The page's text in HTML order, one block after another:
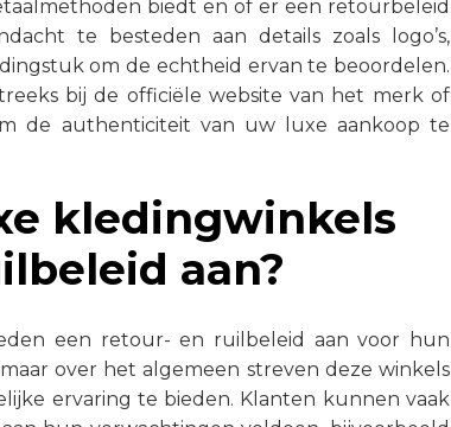
biedt en of er een retourbeleid
te besteden aan details zoals logo’s,
om de echtheid ervan te beoordelen.
bij de officiële website van het merk of
de authenticiteit van uw luxe aankoop te
kledingwinkels
aan?
een retour- en ruilbeleid aan voor hun
over het algemeen streven deze winkels
ervaring te bieden. Klanten kunnen vaak